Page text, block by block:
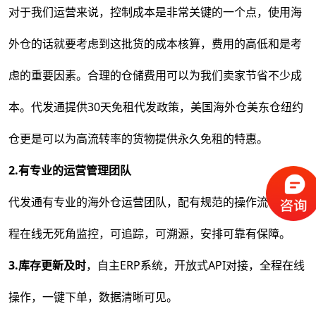
对于我们运营来说，控制成本是非常关键的一个点，使用海
外仓的话就要考虑到这批货的成本核算，费用的高低和是考
虑的重要因素。合理的仓储费用可以为我们卖家节省不少成
本。代发通提供30天免租代发政策，美国海外仓美东仓纽约
仓更是可以为高流转率的货物提供永久免租的特惠。
2.有专业的运营管理团队
代发通有专业的海外仓运营团队，配有规范的操作流程，全
程在线无死角监控，可追踪，可溯源，安排可靠有保障。
3.库存更新及时，自主ERP系统，开放式API对接，全程在线
操作，一键下单，数据清晰可见。